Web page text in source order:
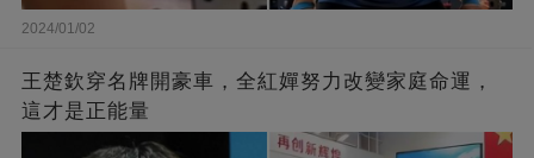
2024/01/02
王楚欽穿名牌開豪車，全紅嬋努力改變家庭命運，
這才是正能量